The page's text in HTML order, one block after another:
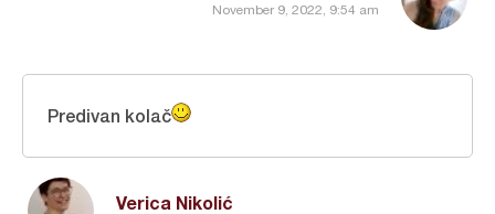
November 9, 2022, 9:54 am
Verica Nikolić
Predivan kolač